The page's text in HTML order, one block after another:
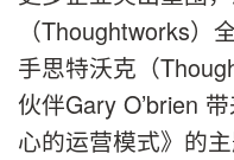
（Thoughtworks）
手思特沃克（
伙伴Gary O’brien
心的运营模式》的主